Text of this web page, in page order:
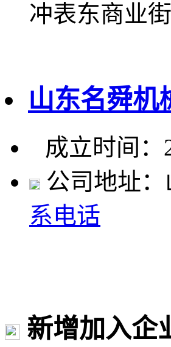
冲表东商业
山东名舜机
成立时间：
公司地址
系电话
新增加入企